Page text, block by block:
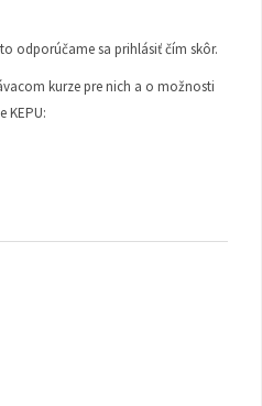
odporúčame sa prihlásiť čím skôr.
kurze pre nich a o možnosti
KEPU: